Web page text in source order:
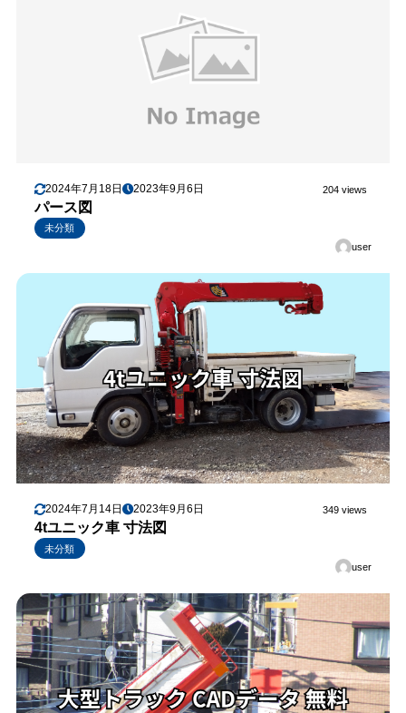
2024年7月18日 2023年9月6日 204 views
パース図
未分類
user
2024年7月14日 2023年9月6日 349 views
4tユニック車 寸法図
未分類
user